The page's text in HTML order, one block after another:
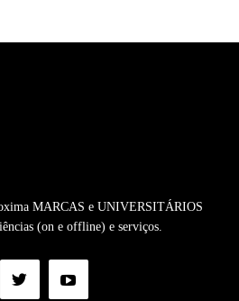
MARCAS e UNIVERSITÁRIOS
(on e offline) e serviços.